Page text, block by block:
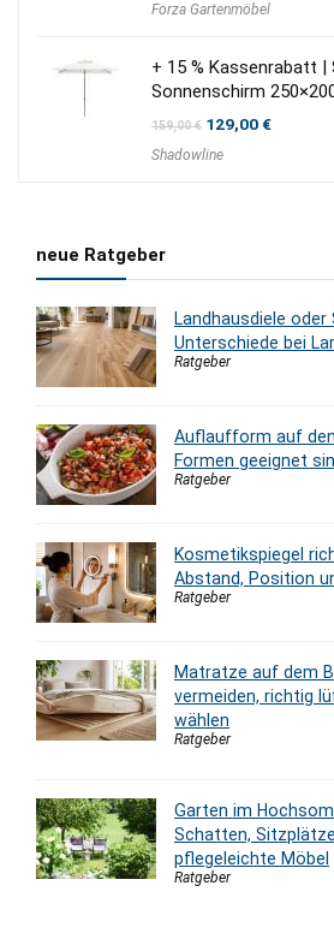
war:
Forza Gartenmöbel
+ 15 % Kassenrabatt |
Sonnenschirm
159,00€ Ursprünglicher
war:
129,00€Aktueller
Shadowline
neue Ratgeber
Landhausdiele
Unterschiede bei
Ratgeber
Auflaufform auf
Formen geeignet
Ratgeber
Kosmetikspiegel
Abstand, Position
Ratgeber
Matratze auf dem
vermeiden, richtig
wählen
Ratgeber
Garten im
Schatten,
pflegeleichte Möbel
Ratgeber